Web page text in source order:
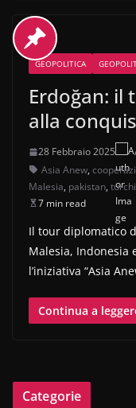
GEOPOLITICA
Erdoğan: il
alla
28 Febbraio 2025
Asia Anew,
Malesia, pakistan,
7 min read
Il tour diplomatico
Malesia, Indonesia
l’iniziativa “Asia
Continua a
Categorie